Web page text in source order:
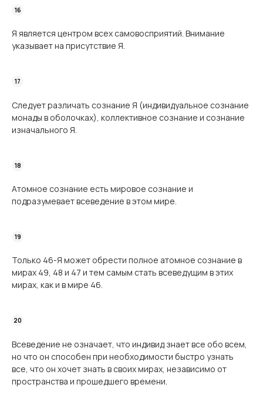
Я является центром всех самовосприятий. Внимание
указывает на присутствие Я.
Следует различать сознание Я (индивидуальное сознание
монады в оболочках), коллективное сознание и сознание
изначального Я.
Атомное сознание есть мировое сознание и
подразумевает всеведение в этом мире.
Только 46-Я может обрести полное атомное сознание в
мирах 49, 48 и 47 и тем самым стать всеведущим в этих
мирах, как и в мире 46.
Всеведение не означает, что индивид знает все обо всем,
но что он способен при необходимости быстро узнать
все, что он хочет знать в своих мирах, независимо от
пространства и прошедшего времени.